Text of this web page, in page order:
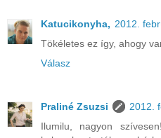
Katucikonyha, 2012.
Tökéletes ez így, ahogy
Válasz
Praliné Zsuzsi
2012.
Ilumilu, nagyon